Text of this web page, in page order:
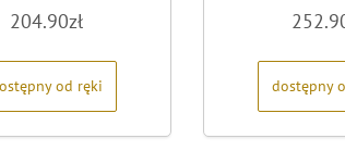
0
na
204.90zł
od ręki
0
na
dostępny